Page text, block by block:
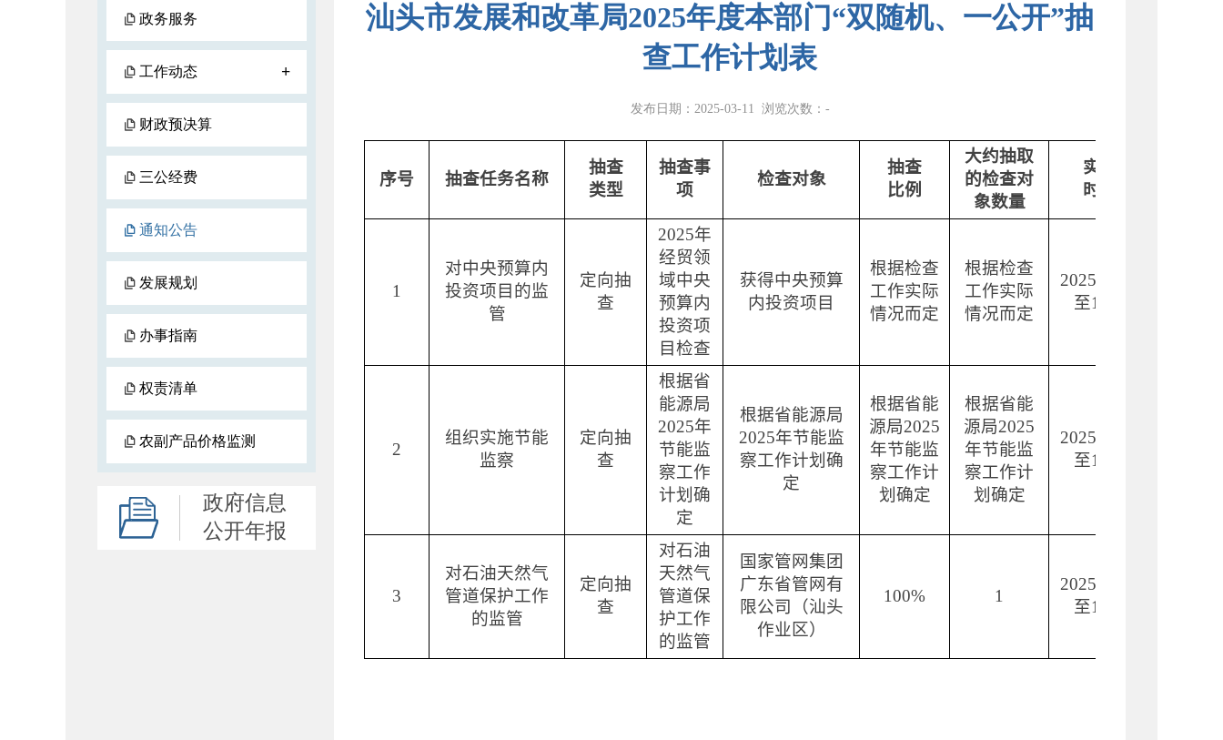
政务服务
工作动态 +
财政预决算
三公经费
通知公告
发展规划
办事指南
权责清单
农副产品价格监测
政府信息
公开年报
汕头市发展和改革局2025年度本部门“双随机、一公开”抽
查工作计划表
发布日期：2025-03-11 浏览次数： -
序号 抽查任务名称
抽查
类型
抽查事
项
检查对象
抽查
比例
大约抽取
的检查对
象数量
实施
时间
1
对中央预算内
投资项目的监
管
定向抽
查
2025年
经贸领
域中央
预算内
投资项
目检查
获得中央预算
内投资项目
根据检查
工作实际
情况而定
根据检查
工作实际
情况而定
2025
至1
2
组织实施节能
监察
定向抽
查
根据省
能源局
2025年
节能监
察工作
计划 确
定
根据省能源局
2025年节能监
察工作计划 确
定
根据省能
源局2025
年节能监
察工作计
划 确定
根据省能
源局2025
年节能监
察工作计
划 确定
2025
至10
3
对石油天然气
管道保护工作
的监管
定向抽
查
对石油
天然气
管道保
护工作
的监管
国家管网集团
广东省管网有
限公司（汕头
作业区）
100% 1
2025
至1